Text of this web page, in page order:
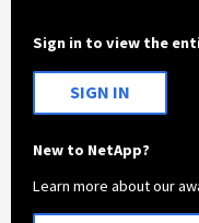
Sign in to view the
SIGN IN
New to NetApp?
Learn more about our